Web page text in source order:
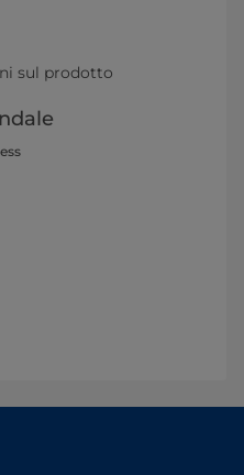
sul prodotto